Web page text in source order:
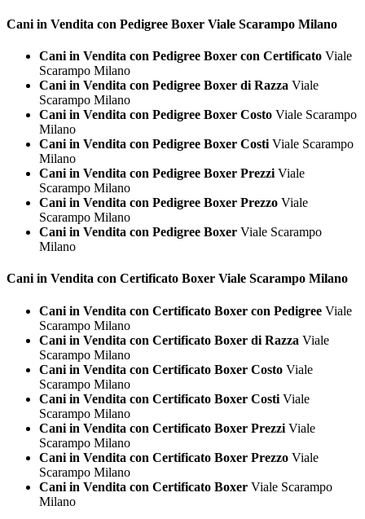
Cani in Vendita con Pedigree Boxer Viale Scarampo Milano
Cani in Vendita con Pedigree Boxer con Certificato Viale
Scarampo Milano
Cani in Vendita con Pedigree Boxer di Razza Viale
Scarampo Milano
Cani in Vendita con Pedigree Boxer Costo Viale Scarampo
Milano
Cani in Vendita con Pedigree Boxer Costi Viale Scarampo
Milano
Cani in Vendita con Pedigree Boxer Prezzi Viale
Scarampo Milano
Cani in Vendita con Pedigree Boxer Prezzo Viale
Scarampo Milano
Cani in Vendita con Pedigree Boxer Viale Scarampo
Milano
Cani in Vendita con Certificato Boxer Viale Scarampo Milano
Cani in Vendita con Certificato Boxer con Pedigree Viale
Scarampo Milano
Cani in Vendita con Certificato Boxer di Razza Viale
Scarampo Milano
Cani in Vendita con Certificato Boxer Costo Viale
Scarampo Milano
Cani in Vendita con Certificato Boxer Costi Viale
Scarampo Milano
Cani in Vendita con Certificato Boxer Prezzi Viale
Scarampo Milano
Cani in Vendita con Certificato Boxer Prezzo Viale
Scarampo Milano
Cani in Vendita con Certificato Boxer Viale Scarampo
Milano